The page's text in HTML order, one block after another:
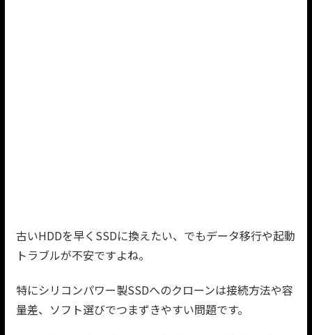
古いHDDを早くSSDに換えたい、でもデータ移行や起動
トラブルが不安ですよね。
特にシリコンパワー製SSDへのクローンは接続方法や容
量差、ソフト選びでつまずきやすい問題です。